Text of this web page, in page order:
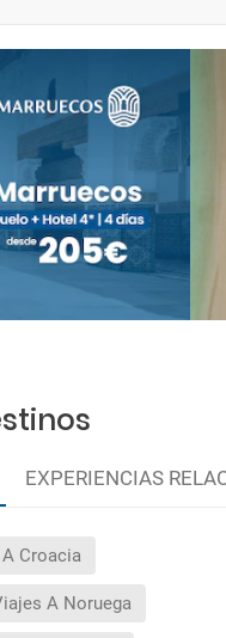
EXPERIENCIAS
Croacia
A Noruega